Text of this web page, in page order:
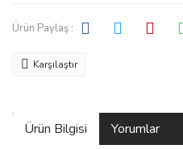
Ürün Paylaş :
Karşılaştır
Ürün Bilgisi Yorumlar